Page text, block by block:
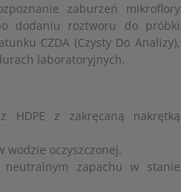
zaburzeń mikroflory
dodaniu roztworu do próbki
CZDA (Czysty Do Analizy),
laboratoryjnych.
HDPE z zakręcaną nakrętką
wodzie oczyszczonej.
zapachu w stanie